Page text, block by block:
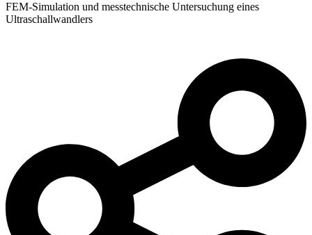
FEM-Simulation und messtechnische Untersuchung eines
Ultraschallwandlers